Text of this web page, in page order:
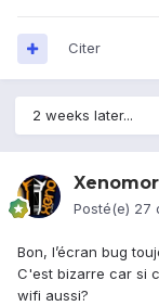
Citer
2 weeks later...
Posté(e) 27
Bon, l’écran bug
C'est bizarre car si
wifi aussi?